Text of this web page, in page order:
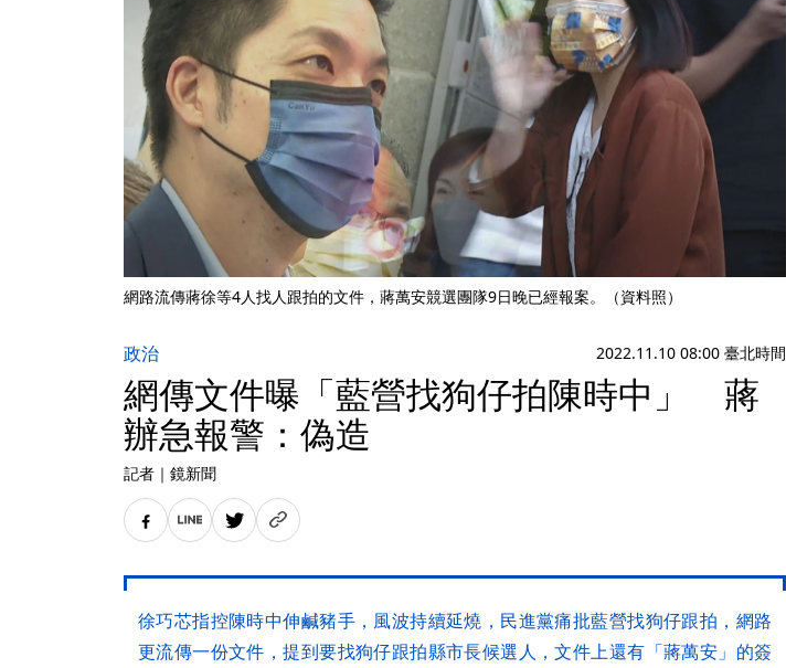
網路流傳蔣徐等4人找人跟拍的文件，蔣萬安競選團隊9日晚已經報案。（資料照）
政治 2022.11.10 08:00 臺北時間
網傳文件曝「藍營找狗仔拍陳時中」 蔣
辦急報警：偽造
記者 ｜ 鏡新聞
徐巧芯指控陳時中伸鹹豬手，風波持續延燒，民進黨痛批藍營找狗仔跟拍，網路
更流傳一份文件，提到要找狗仔跟拍縣市長候選人，文件上還有「蔣萬安」的簽